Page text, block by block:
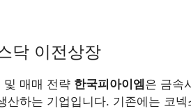
닥 이전상장
매매 전략 한국피아이엠 은 금속
하는 기업입니다. 기존에는 코